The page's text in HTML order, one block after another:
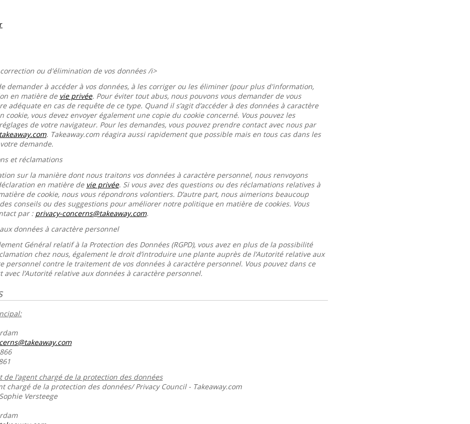
correction ou d'élimination de vos données /i>
demander à accéder à vos données, à les corriger ou les éliminer (pour plus d'information,
en matière de vie privée. Pour éviter tout abus, nous pouvons vous demander de vous
adéquate en cas de requête de ce type. Quand il s’agit d’accéder à des données à caractère
cookie, vous devez envoyer également une copie du cookie concerné. Vous pouvez les
de votre navigateur. Pour les demandes, vous pouvez prendre contact avec nous par
. Takeaway.com réagira aussi rapidement que possible mais en tous cas dans les
demande.
et réclamations
sur la manière dont nous traitons vos données à caractère personnel, nous renvoyons
en matière de vie privée. Si vous avez des questions ou des réclamations relatives à
de cookie, nous vous répondrons volontiers. D’autre part, nous aimerions beaucoup
conseils ou des suggestions pour améliorer notre politique en matière de cookies. Vous
par : privacy-concerns@takeaway.com.
données à caractère personnel
Général relatif à la Protection des Données (RGPD), vous avez en plus de la possibilité
chez nous, également le droit d’introduire une plante auprès de l’Autorité relative aux
personnel contre le traitement de vos données à caractère personnel. Vous pouvez dans ce
avec l’Autorité relative aux données à caractère personnel.
de l’agent chargé de la protection des données
chargé de la protection des données/ Privacy Council - Takeaway.com
Versteege